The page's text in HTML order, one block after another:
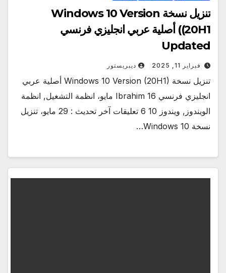
تنزيل نسخة Windows 10 Version
(20H1) أصلية عربي انجليزي فرنسي
Updated
فبراير 11, 2025 ديبريستور
تنزيل نسخة Windows 10 Version (20H1) أصلية عربي
انجليزي فرنسي Ibrahim 16 مايو، انظمة التشغيل, انظمة
الويندوز, ويندوز 10 6 تعليقات آخر تحديث : 29 مايو، تنزيل
نسخة Windows 10…